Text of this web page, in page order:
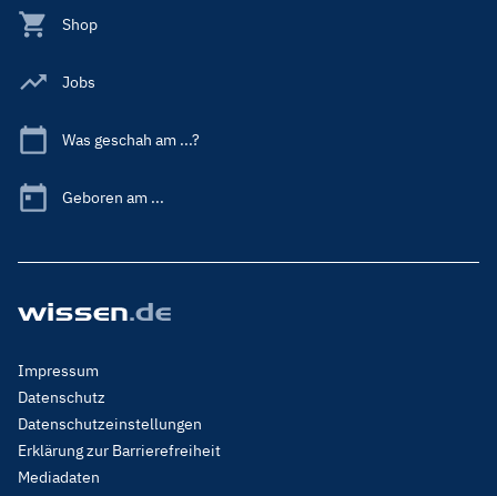
Shop
Jobs
Was geschah am ...?
Geboren am ...
Footer
Menu
Legal
Impressum
Datenschutz
Datenschutzeinstellungen
Erklärung zur Barrierefreiheit
Mediadaten